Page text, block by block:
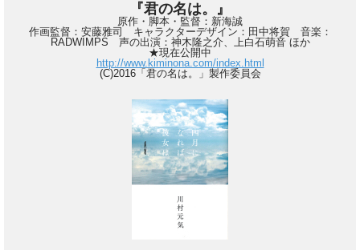
『君の名は。』
原作・脚本・監督：新海誠
作画監督：安藤雅司 キャラクターデザイン：田中将賀 音楽：
RADWIMPS 声の出演：神木隆之介、上白石萌音 ほか
★現在公開中
http://www.kiminona.com/index.html
(C)2016「君の名は。」製作委員会